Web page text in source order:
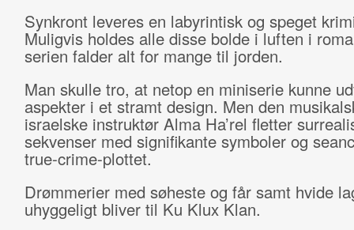
Synkront leveres en labyrintisk og speget
Muligvis holdes alle disse bolde i luften i
serien falder alt for mange til jorden.
Man skulle tro, at netop en miniserie kunne
aspekter i et stramt design. Men den
israelske instruktør Alma Ha’rel fletter
sekvenser med signifikante symboler og
true-crime-plottet.
Drømmerier med søheste og får samt hvide
uhyggeligt bliver til Ku Klux Klan.